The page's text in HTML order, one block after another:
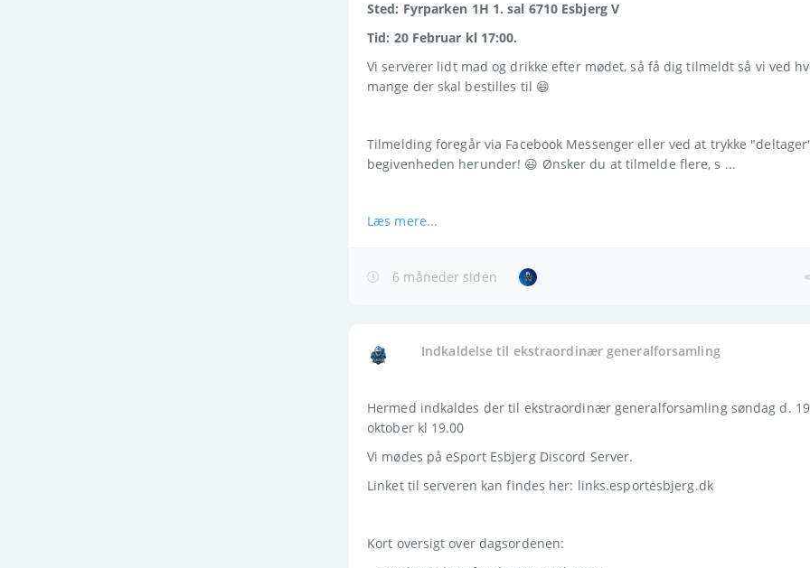
Sted: Fyrparken 1H 1. sal 6710 Esbjerg V
Tid: 20 Februar kl 17:00.
Vi serverer lidt mad og drikke efter mødet, så få dig tilmeldt så vi ved
mange der skal bestilles til 😄
Tilmelding foregår via Facebook Messenger eller ved at trykke
begivenheden herunder! 😃 Ønsker du at tilmelde flere, s ...
Læs mere...
6 måneder siden
Indkaldelse til ekstraordinær generalforsamling
Hermed indkaldes der til ekstraordinær generalforsamling søndag d. 19
oktober kl 19.00
Vi mødes på eSport Esbjerg Discord Server.
Linket til serveren kan findes her: links.esportesbjerg.dk
Kort oversigt over dagsordenen: